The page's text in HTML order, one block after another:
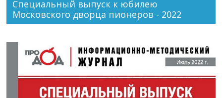
Специальный выпуск к юбилею
Московского дворца пионеров - 2022